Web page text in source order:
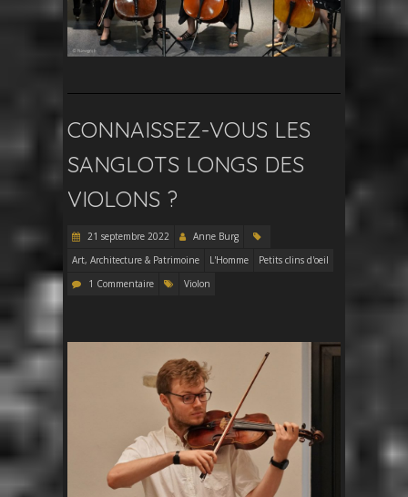
CONNAISSEZ-VOUS LES
SANGLOTS LONGS DES
VIOLONS ?
21 septembre 2022
Anne Burg
Art, Architecture & Patrimoine
L'Homme
Petits clins d'oeil
1 Commentaire
Violon